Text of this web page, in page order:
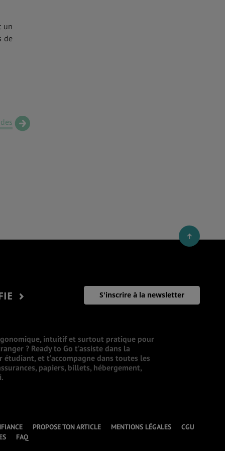
un
de
S'inscrire à la newsletter
intuitif et surtout pratique pour
? Ready to Go t’assiste dans la
et t’accompagne dans toutes les
papiers, billets, hébergement,
PROPOSE TON ARTICLE MENTIONS LÉGALES
CGU
FAQ